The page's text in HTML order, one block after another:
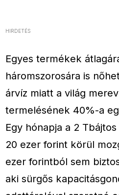
HIRDETÉS
Egyes termékek
háromszorosára is
árvíz miatt a világ
termelésének 40%-a
Egy hónapja a 2
20 ezer forint körül
ezer forintból sem
aki sürgős